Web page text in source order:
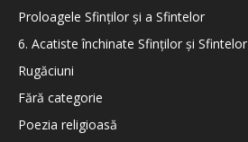
Proloagele Sfinților și a Sfintelor
6. Acatiste închinate Sfinților și Sfintelor
Rugăciuni
Fără categorie
Poezia religioasă